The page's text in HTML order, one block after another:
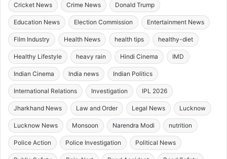
Cricket News Crime News Donald Trump
Education News Election Commission Entertainment News
Film Industry Health News health tips healthy-diet
Healthy Lifestyle heavy rain Hindi Cinema IMD
Indian Cinema India news Indian Politics
International Relations Investigation IPL 2026
Jharkhand News Law and Order Legal News Lucknow
Lucknow News Monsoon Narendra Modi nutrition
Police Action Police Investigation Political News